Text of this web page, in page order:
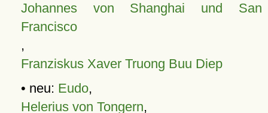
Johannes von Shanghai und San
Francisco
,
Franziskus Xaver Truong Buu Diep
• neu: Eudo,
Helerius von Tongern,